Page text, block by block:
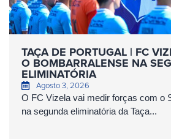
TAÇA DE PORTUGAL | FC
O BOMBARRALENSE NA
ELIMINATÓRIA
Agosto 3, 2026
O FC Vizela vai medir forças com o
na segunda eliminatória da Taça...